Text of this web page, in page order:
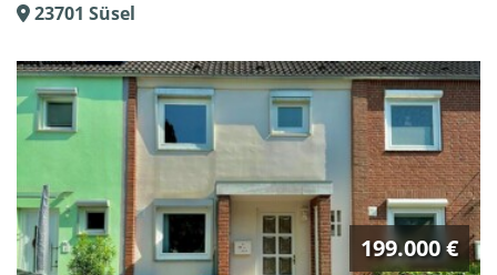
23701 Süsel
199.000 €